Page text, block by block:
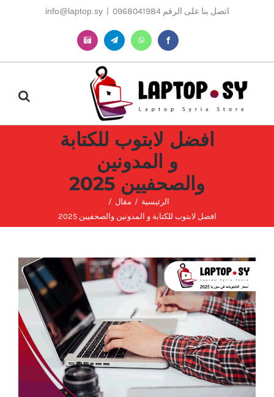
اتصل بنا على الرقم 0968041984 |
info@laptop.sy
Facebook
WhatsApp
Telegram
Instagram
افضل لابتوب للكتابة
و المدونين
والصحفيين 2025
الرئيسية
مقال
افضل لابتوب للكتابة و المدونين والصحفيين 2025
مشاهدة
صورة
أكبر